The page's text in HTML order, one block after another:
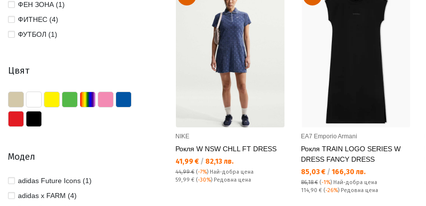
ФЕН ЗОНА (1)
ФИТНЕС (4)
ФУТБОЛ (1)
Цвят
Модел
adidas Future Icons (1)
adidas x FARM (4)
NIKE
Рокля W NSW CHLL FT DRESS
Текуща цена:
41,99 € / 82,13 лв.
44,99 € (-7%) Най-добра цена
Редовна цена:
59,99 € (-30%) Редовна цена
EA7 Emporio Armani
Рокля TRAIN LOGO SERIES W
DRESS FANCY DRESS
Текуща цена:
85,03 € / 166,30 лв.
86,18 € (-1%) Най-добра цена
Редовна цена:
114,90 € (-26%) Редовна цена